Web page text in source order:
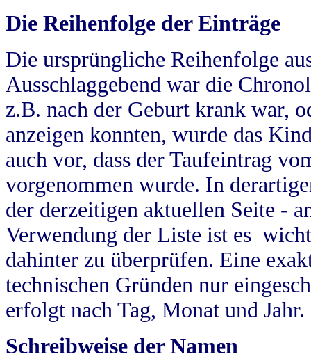
Die Reihenfolge der Einträge
Die ursprüngliche Reihenfolge
Ausschlaggebend war die
z.B. nach der Geburt krank war,
anzeigen konnten, wurde das
auch vor, dass der Taufeintrag
vorgenommen wurde. In
der derzeitigen aktuellen Seite -
Verwendung der Liste ist es
dahinter zu überprüfen. Eine
technischen Gründen nur
erfolgt nach Tag, Monat und Jahr.
Schreibweise der Namen